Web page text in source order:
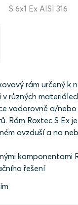
rám určený k
v různých
vodorovně a/nebo
Rám Roxtec S Ex
ovzduší a na
komponentami
řešení
S 6x1 Ex AISI 316